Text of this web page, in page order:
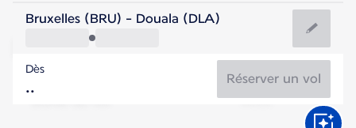
Cameroun
Douala/Yaoundé
Cameroun
Durée du vol
25°C
Août
Bruxelles (BRU) - Douala (DLA)
Dès
Réserver un vol